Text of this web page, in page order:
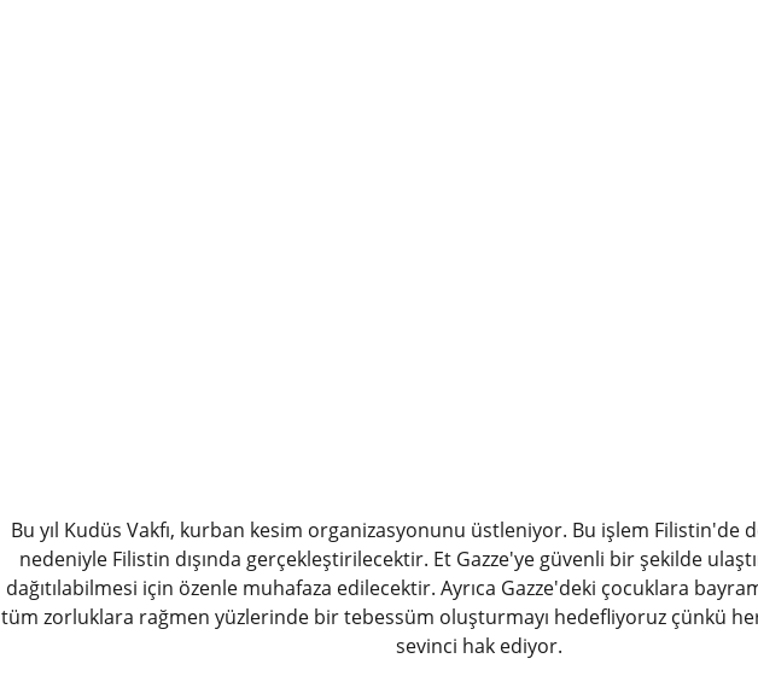
Bu yıl Kudüs Vakfı, kurban kesim organizasyonunu üstleniyor. Bu işlem Filistin'de
nedeniyle Filistin dışında gerçekleştirilecektir. Et Gazze'ye güvenli bir şekilde
dağıtılabilmesi için özenle muhafaza edilecektir. Ayrıca Gazze'deki çocuklara
tüm zorluklara rağmen yüzlerinde bir tebessüm oluşturmayı hedefliyoruz çünkü
sevinci hak ediyor.